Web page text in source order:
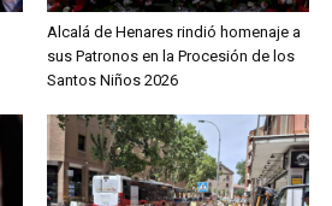
Alcalá de Henares rindió homenaje a
sus Patronos en la Procesión de los
Santos Niños 2026